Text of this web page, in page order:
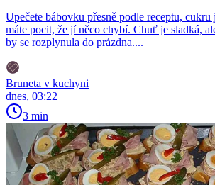
Upečete bábovku přesně podle receptu, cukru
máte pocit, že jí něco chybí. Chuť je sladká,
by se rozplynula do prázdna....
Bruneta v kuchyni
dnes, 03:22
3 min